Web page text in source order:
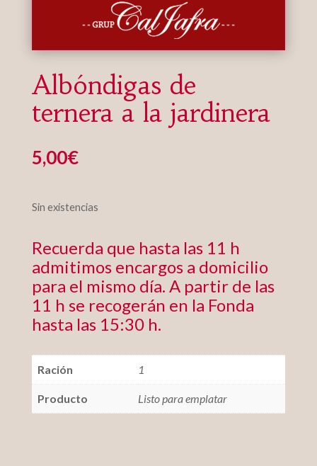
Albóndigas de
ternera a la jardinera
5,00€
Sin existencias
Recuerda que hasta las 11 h
admitimos encargos a domicilio
para el mismo día. A partir de las
11 h se recogerán en la Fonda
hasta las 15:30 h.
Ración 1
Producto Listo para emplatar